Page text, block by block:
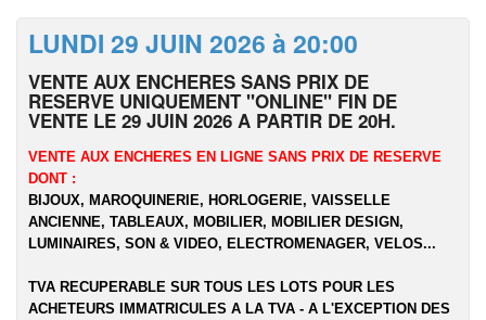
LUNDI 29 JUIN 2026 à 20:00
VENTE AUX ENCHERES SANS PRIX DE
RESERVE UNIQUEMENT "ONLINE" FIN DE
VENTE LE 29 JUIN 2026 A PARTIR DE 20H.
VENTE AUX ENCHERES EN LIGNE SANS PRIX DE RESERVE
DONT :
BIJOUX, MAROQUINERIE, HORLOGERIE, VAISSELLE
ANCIENNE, TABLEAUX, MOBILIER, MOBILIER DESIGN,
LUMINAIRES, SON & VIDEO, ELECTROMENAGER, VELOS...
TVA RECUPERABLE SUR TOUS LES LOTS POUR LES
ACHETEURS IMMATRICULES A LA TVA - A L'EXCEPTION DES